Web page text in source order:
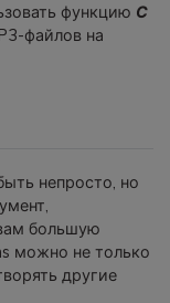
функцию С
файлов на
непросто, но
большую
можно не только
другие